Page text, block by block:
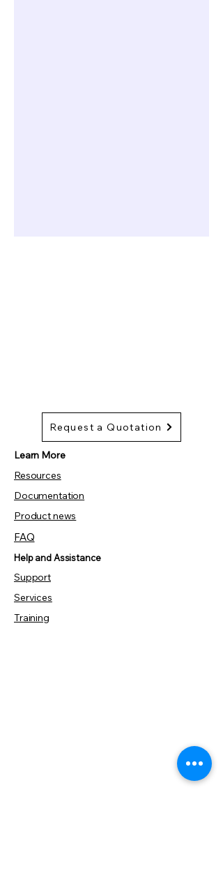
Request a Quotation
Learn More
Resources
Documentation
Product news
FAQ
Help and Assistance
Support
Services
Training